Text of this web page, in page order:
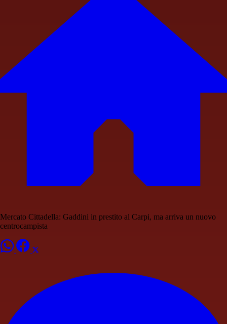
Mercato Cittadella: Gaddini in prestito al Carpi, ma arriva un nuovo
centrocampista